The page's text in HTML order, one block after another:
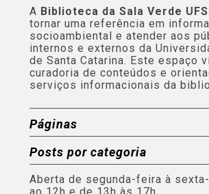
A Biblioteca da Sala Verde
tornar uma referência em
socioambiental e atender aos
internos e externos da
de Santa Catarina. Este espaço
curadoria de conteúdos e
serviços informacionais da
Páginas
Posts por categoria
Aberta de segunda-feira à